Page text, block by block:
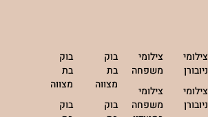
צילומי
ניובורן
צילומי
ניובורן
צילומי
משפחה
צילומי
משפחה
בוק
בת
מצווה
בוק
בוק
בת
מצווה
בוק